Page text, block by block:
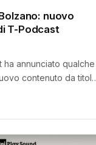
nuovo
T-Podcast
ha annunciato qualche
contenuto da titolo